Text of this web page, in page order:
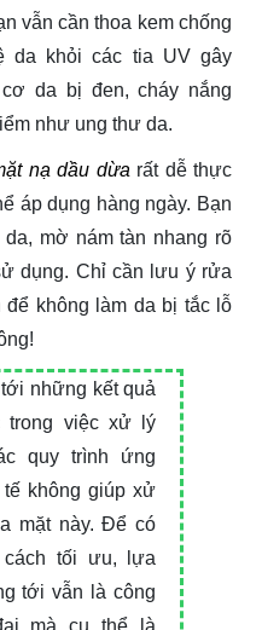
vẫn cần thoa kem chống
da khỏi các tia UV gây
da bị đen, cháy nắng
như ung thư da.
nạ dầu dừa rất dễ thực
áp dụng hàng ngày. Bạn
mờ nám tàn nhang rõ
dụng. Chỉ cần lưu ý rửa
không làm da bị tắc lỗ
những kết quả
trong việc xử lý
quy trình ứng
không giúp xử
mặt này. Để có
cách tối ưu, lựa
tới vẫn là công